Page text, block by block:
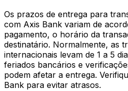
Os prazos de entrega para
com Axis Bank variam de
pagamento, o horário da
destinatário. Normalmente, as
internacionais levam de 1 a 5
feriados bancários e
podem afetar a entrega.
Bank para evitar atrasos.